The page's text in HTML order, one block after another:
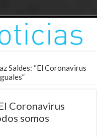
Saldes: “El Coronavirus
Coronavirus
somos